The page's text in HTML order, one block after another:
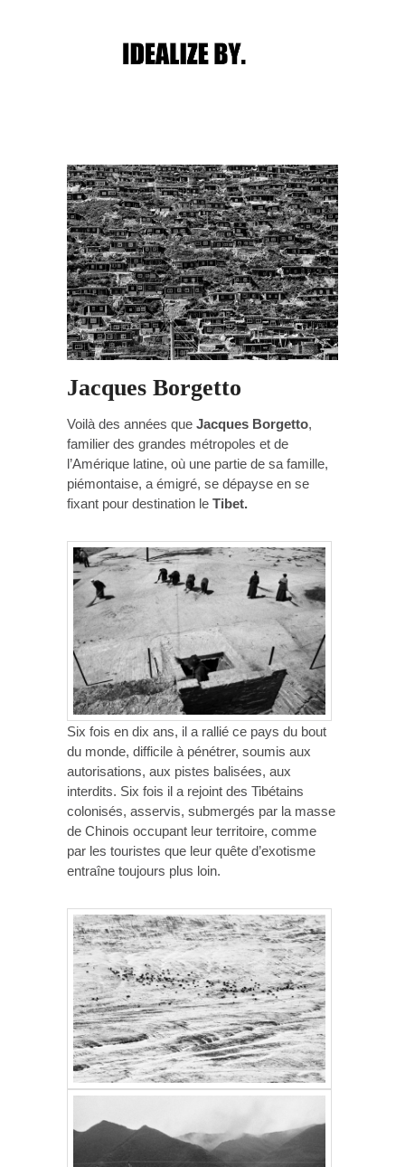
Post navigation
Jacques Borgetto
Voilà des années que Jacques Borgetto,
familier des grandes métropoles et de
l’Amérique latine, où une partie de sa famille,
piémontaise, a émigré, se dépayse en se
fixant pour destination le Tibet.
Six fois en dix ans, il a rallié ce pays du bout
du monde, difficile à pénétrer, soumis aux
autorisations, aux pistes balisées, aux
interdits. Six fois il a rejoint des Tibétains
colonisés, asservis, submergés par la masse
de Chinois occupant leur territoire, comme
par les touristes que leur quête d’exotisme
entraîne toujours plus loin.